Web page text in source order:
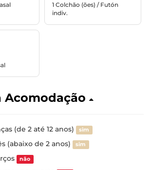
1 Colchão (ões) / Futón
indiv.
Acomodação
(de 2 até 12 anos) sim
(abaixo de 2 anos) sim
não